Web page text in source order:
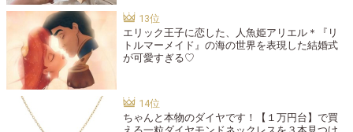
エリック王子に恋した、人魚姫アリエル＊『リ
トルマーメイド』の海の世界を表現した結婚式
が可愛すぎる♡
ちゃんと本物のダイヤです！【１万円台】で買